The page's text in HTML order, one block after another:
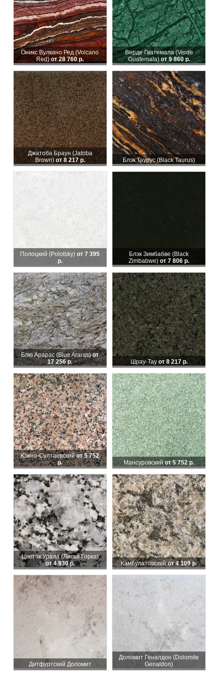
Оникс Вулкано Ред (Volcano
Red)от 28 760 р.
Верде Гватемала (Verde
Guatemala)от 9 860 р.
Джатоба Браун (Jatoba
Brown) от 8 217 р. Блэк Таурус (Black Taurus)
Полоцкий (Polotsky)от 7 395
р.
Блэк Зимбабве (Black
Zimbabwe) от 7 806 р.
Блю Арарас (Blue Araras)от
17 256 р.
Шрау-Тау от 8 217 р.
Южно-Султаевскийот 5 752
р.
Мансуровскийот 5 752 р.
Цветок Урала (Лисья Горка)
от 4 930 р.
Камбулатовскийот 4 109 р.
Дитфуртский Доломит
Доломит Геналдон (Dolomite
Genaldon)